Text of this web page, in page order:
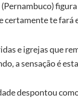
certamente te fará
e igrejas que
a sensação é
despontou